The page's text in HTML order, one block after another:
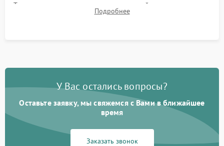
Тестирование сенсорного управления, таймера, индикаторов
остаточного тепла и систем защиты от перегрева.
Подробнее
У Вас остались вопросы?
Оставьте заявку, мы свяжемся с Вами в ближайшее
время
Заказать звонок